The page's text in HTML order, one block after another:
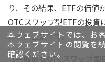
本ウェブサイトでは、お
本ウェブサイトの閲覧を
確認ください。
り、その結果、ETFの価値
OTCスワップ型ETFの投資
ことが重要です。
【一般的なOTCスワップ型